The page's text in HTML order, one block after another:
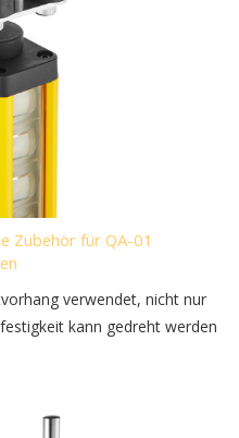
Zubehör für QA-01
verwendet, nicht nur
kann gedreht werden